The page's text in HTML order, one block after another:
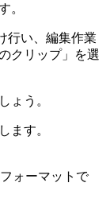
。
行い、編集作業
クリップ」を選
ょう。
ます。
ォーマットで